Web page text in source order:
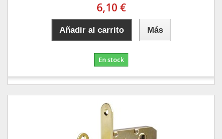
6,10 €
Añadir al carrito Más
En stock